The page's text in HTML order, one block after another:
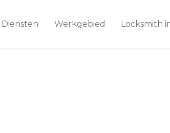
Diensten Werkgebied Locksmith